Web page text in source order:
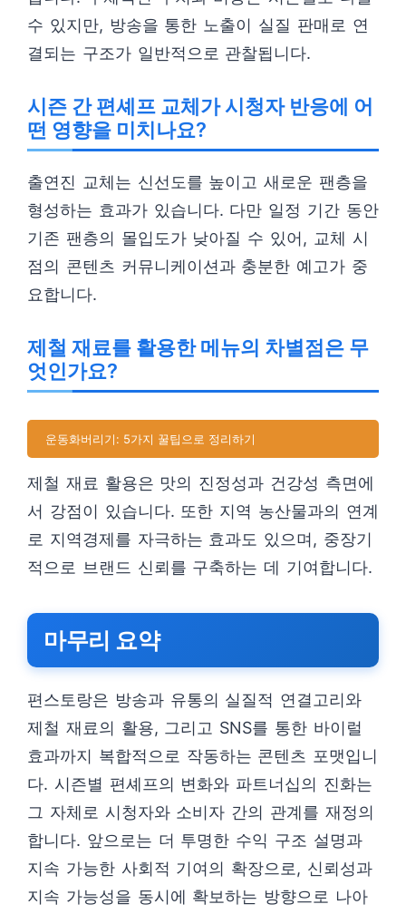
수 있지만, 방송을 통한 노출이 실질 판매로 연
결되는 구조가 일반적으로 관찰됩니다.
시즌 간 편셰프 교체가 시청자 반응에 어
떤 영향을 미치나요?
출연진 교체는 신선도를 높이고 새로운 팬층을
형성하는 효과가 있습니다. 다만 일정 기간 동안
기존 팬층의 몰입도가 낮아질 수 있어, 교체 시
점의 콘텐츠 커뮤니케이션과 충분한 예고가 중
요합니다.
제철 재료를 활용한 메뉴의 차별점은 무
엇인가요?
운동화버리기: 5가지 꿀팁으로 정리하기
제철 재료 활용은 맛의 진정성과 건강성 측면에
서 강점이 있습니다. 또한 지역 농산물과의 연계
로 지역경제를 자극하는 효과도 있으며, 중장기
적으로 브랜드 신뢰를 구축하는 데 기여합니다.
마무리 요약
편스토랑은 방송과 유통의 실질적 연결고리와
제철 재료의 활용, 그리고 SNS를 통한 바이럴
효과까지 복합적으로 작동하는 콘텐츠 포맷입니
다. 시즌별 편셰프의 변화와 파트너십의 진화는
그 자체로 시청자와 소비자 간의 관계를 재정의
합니다. 앞으로는 더 투명한 수익 구조 설명과
지속 가능한 사회적 기여의 확장으로, 신뢰성과
지속 가능성을 동시에 확보하는 방향으로 나아